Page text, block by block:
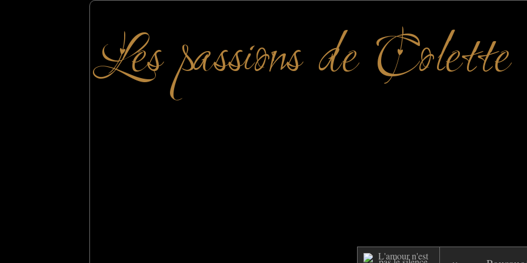
Les passions de Colette